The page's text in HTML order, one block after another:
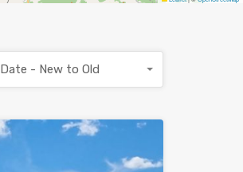
Date - New to Old